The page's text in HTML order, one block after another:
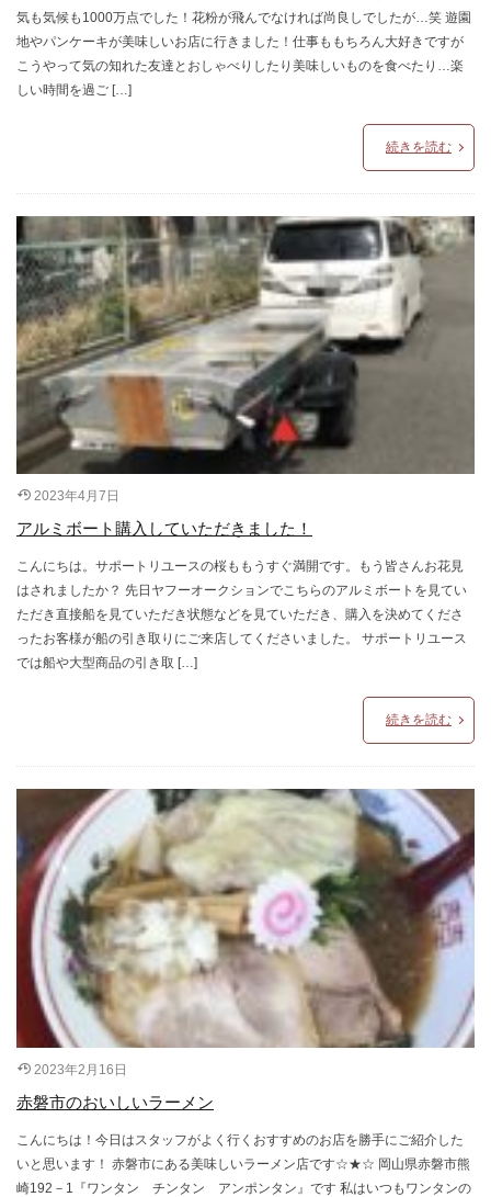
気も気候も1000万点でした！花粉が飛んでなければ尚良しでしたが…笑 遊園
地やパンケーキが美味しいお店に行きました！仕事ももちろん大好きですが
こうやって気の知れた友達とおしゃべりしたり美味しいものを食べたり…楽
しい時間を過ご […]
続きを読む
2023年4月7日
アルミボート購入していただきました！
こんにちは。サポートリユースの桜ももうすぐ満開です。もう皆さんお花見
はされましたか？ 先日ヤフーオークションでこちらのアルミボートを見てい
ただき直接船を見ていただき状態などを見ていただき、購入を決めてくださ
ったお客様が船の引き取りにご来店してくださいました。 サポートリユース
では船や大型商品の引き取 […]
続きを読む
2023年2月16日
赤磐市のおいしいラーメン
こんにちは！今日はスタッフがよく行くおすすめのお店を勝手にご紹介した
いと思います！ 赤磐市にある美味しいラーメン店です☆★☆ 岡山県赤磐市熊
崎192－1『ワンタン チンタン アンポンタン』です 私はいつもワンタンの